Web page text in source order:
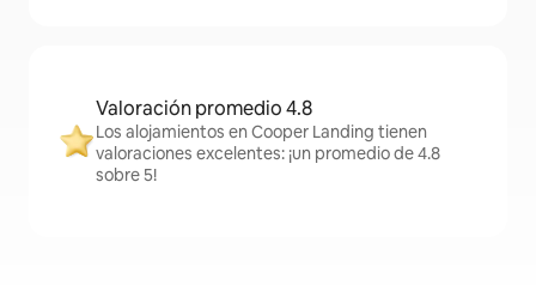
Valoración promedio 4.8
Los alojamientos en Cooper Landing tienen
valoraciones excelentes: ¡un promedio de 4.8
sobre 5!